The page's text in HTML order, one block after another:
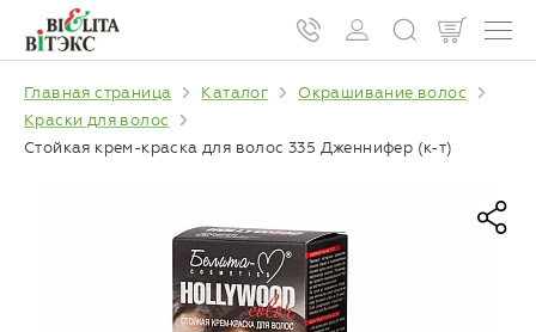
Главная страница Каталог
Окрашивание волос
Краски для волос
Стойкая крем-краска для волос 335 Дженнифер (к-т)